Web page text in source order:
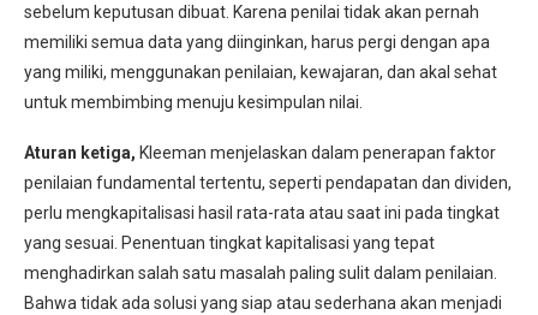
sebelum keputusan dibuat. Karena penilai tidak akan pernah
memiliki semua data yang diinginkan, harus pergi dengan apa
yang miliki, menggunakan penilaian, kewajaran, dan akal sehat
untuk membimbing menuju kesimpulan nilai.
Aturan ketiga, Kleeman menjelaskan dalam penerapan faktor
penilaian fundamental tertentu, seperti pendapatan dan dividen,
perlu mengkapitalisasi hasil rata-rata atau saat ini pada tingkat
yang sesuai. Penentuan tingkat kapitalisasi yang tepat
menghadirkan salah satu masalah paling sulit dalam penilaian.
Bahwa tidak ada solusi yang siap atau sederhana akan menjadi